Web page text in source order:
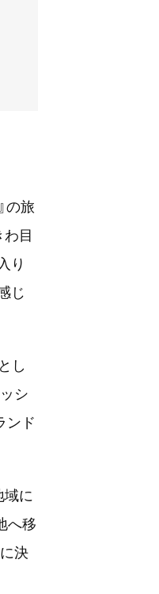
の旅
目
り
じ
し
シ
ンド
域に
へ移
決